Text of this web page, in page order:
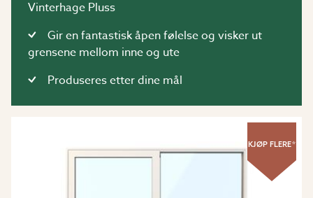
Vinterhage Pluss
Gir en fantastisk åpen følelse og visker ut
grensene mellom inne og ute
Produseres etter dine mål
KJØP FLERE*